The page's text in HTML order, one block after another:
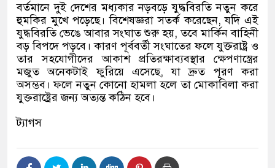
বর্তমানে দুই দেশের মধ্যকার নড়বড়ে যুদ্ধবিরতি নতুন করে
হুমকির মুখে পড়েছে। বিশেষজ্ঞরা সতর্ক করেছেন,যদি এই
যুদ্ধবিরতি ভেঙে আবার সংঘাত শুরু হয়,তবে মার্কিন বাহিনী
বড় বিপদে পড়বে। কারণ পূর্ববর্তী সংঘাতের ফলে যুক্তরাষ্ট্র ও
তার সহযোগীদের আকাশ প্রতিরক্ষাব্যবস্থার ক্ষেপণাস্ত্রের
মজুত অনেকটাই ফুরিয়ে এসেছে,যা দ্রুত পূরণ করা
অসম্ভব। ফলে নতুন কোনো হামলা হলে তা মোকাবিলা করা
যুক্তরাষ্ট্রের জন্য অত্যন্ত কঠিন হবে।
ট্যাগস